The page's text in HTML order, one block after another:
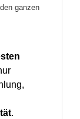
ganzen
.